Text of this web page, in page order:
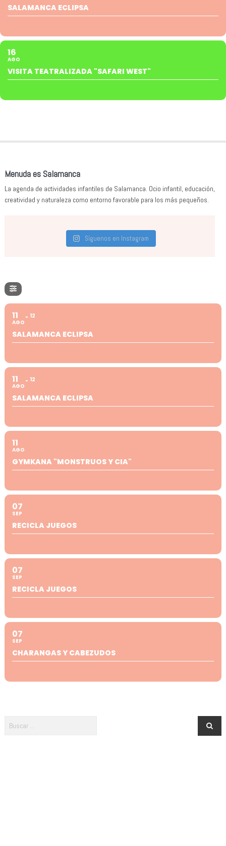
SALAMANCA ECLIPSA
16
AGO
VISITA TEATRALIZADA "SAFARI WEST"
Menuda es Salamanca
La agenda de actividades infantiles de Salamanca. Ocio infantil, educación,
creatividad y naturaleza como entorno favorable para los más pequeños.
Síguenos en Instagram
11
AGO
12
SALAMANCA ECLIPSA
11
AGO
12
SALAMANCA ECLIPSA
11
AGO
GYMKANA "MONSTRUOS Y CIA"
07
SEP
RECICLA JUEGOS
07
SEP
RECICLA JUEGOS
07
SEP
CHARANGAS Y CABEZUDOS